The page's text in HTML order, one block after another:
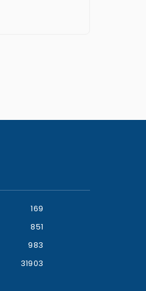
169
851
983
31903